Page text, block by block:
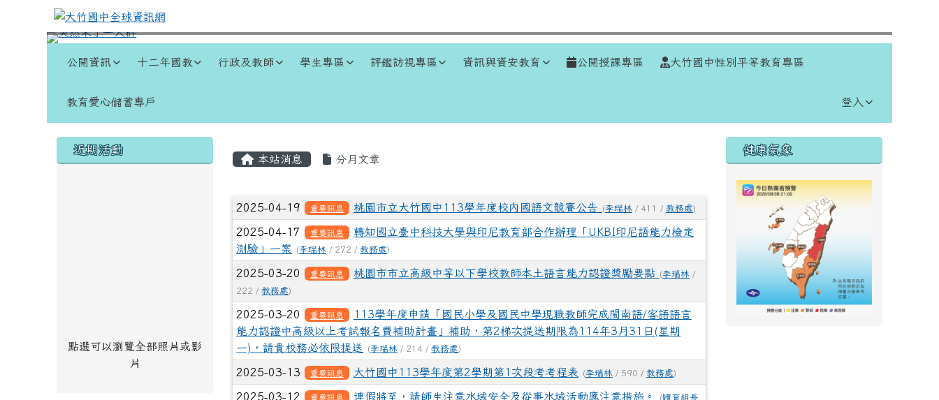
跳至主內容區
大竹國中全球資訊網
公開資訊 十二年國教 行政及教師 學生專區 評鑑訪視專區 資訊與資安教育 公開授課專區 大竹國中性別平等教育專區
教育愛心儲蓄專戶 登入
左邊區域內容
近期活動
點選可以瀏覽全部照片或影
片
主內容區域
本站消息 分月文章
文章列表
2025-04-19 重要訊息 桃園市立大竹國中113學年度校內國語文競賽公告 (李瑞林/ 411 / 教務處)
2025-04-17 重要訊息
轉知國立臺中科技大學與印尼教育部合作辦理「UKBI印尼語能力檢定
測驗」一案
(李瑞林 / 272 /教務處)
2025-03-20 重要訊息 桃園市市立高級中等以下學校教師本土語言能力認證獎勵要點 (李瑞林/
222 /教務處)
2025-03-20 重要訊息
113學年度申請「國民小學及國民中學現職教師完成閩南語/客語語言
能力認證中高級以上考試報名費補助計畫」補助，第2梯次提送期限為114年3月31日(星期
一)，請貴校務必依限提送
(李瑞林 / 214 /教務處)
2025-03-13 重要訊息 大竹國中113學年度第2學期第1次段考考程表 (李瑞林/ 590 / 教務處)
2025-03-12 重要訊息 連假將至，請師生注意水域安全及從事水域活動應注意措施。 (體育組長
右邊區域內容
健康氣象
頁尾區域